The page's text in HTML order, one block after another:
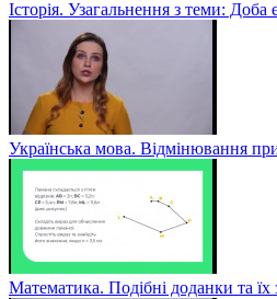
Історія. Узагальнення з теми: Доба
Українська мова. Відмінювання
Математика. Подібні доданки та їх